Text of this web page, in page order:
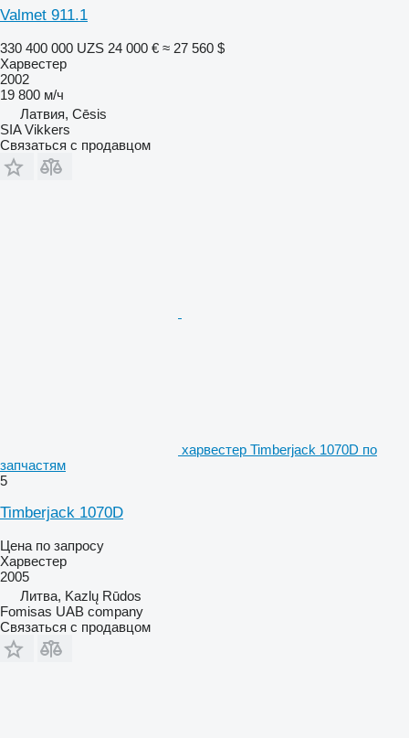
Valmet 911.1
330 400 000 UZS 24 000 € ≈ 27 560 $
Харвестер
2002
19 800 м/ч
Латвия, Cēsis
SIA Vikkers
Связаться с продавцом
харвестер Timberjack 1070D по
запчастям
5
Timberjack 1070D
Цена по запросу
Харвестер
2005
Литва, Kazlų Rūdos
Fomisas UAB company
Связаться с продавцом